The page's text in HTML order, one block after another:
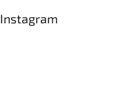
Instagram